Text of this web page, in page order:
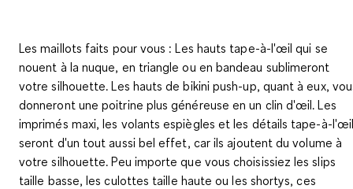
Les maillots faits pour vous : Les hauts tape-à-l'œil qui se
nouent à la nuque, en triangle ou en bandeau sublimeront
votre silhouette. Les hauts de bikini push-up, quant à eux,
donneront une poitrine plus généreuse en un clin d'œil. Les
imprimés maxi, les volants espiègles et les détails tape-à-
seront d'un tout aussi bel effet, car ils ajoutent du volume à
votre silhouette. Peu importe que vous choisissiez les slips
taille basse, les culottes taille haute ou les shortys, ces